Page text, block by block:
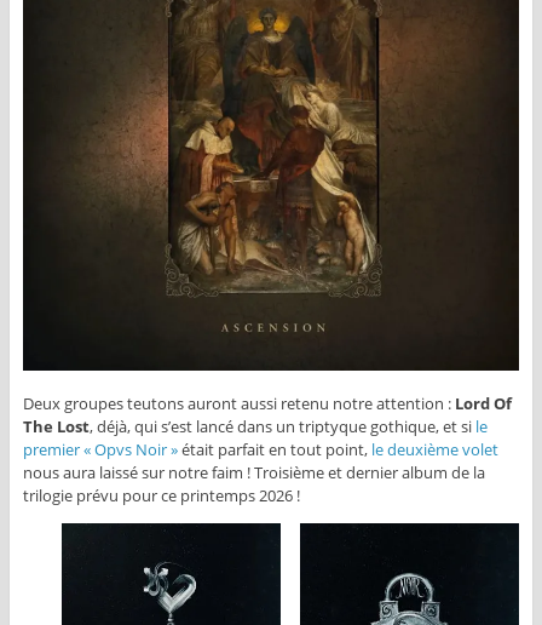
Deux groupes teutons auront aussi retenu notre attention : Lord Of
The Lost, déjà, qui s’est lancé dans un triptyque gothique, et si le
premier « Opvs Noir »était parfait en tout point,le deuxième volet
nous aura laissé sur notre faim ! Troisième et dernier album de la
trilogie prévu pour ce printemps 2026 !